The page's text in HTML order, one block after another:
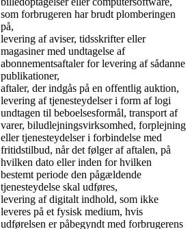
som forbrugeren har brudt plomberingen
på,
levering af aviser, tidsskrifter eller
magasiner med undtagelse af
abonnementsaftaler for levering af sådanne
publikationer,
aftaler, der indgås på en offentlig auktion,
levering af tjenesteydelser i form af logi
undtagen til beboelsesformål, transport af
varer, biludlejningsvirksomhed, forplejning
eller tjenesteydelser i forbindelse med
fritidstilbud, når det følger af aftalen, på
hvilken dato eller inden for hvilken
bestemt periode den pågældende
tjenesteydelse skal udføres,
levering af digitalt indhold, som ikke
leveres på et fysisk medium, hvis
udførelsen er påbegyndt med forbrugerens